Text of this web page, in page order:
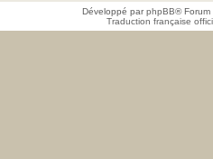
Développé parphpBB® Forum
Traduction française